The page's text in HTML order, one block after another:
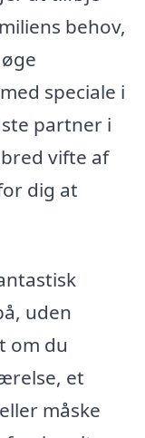
behov,
speciale i
partner i
vifte af
dig at
uden
om du
et
måske